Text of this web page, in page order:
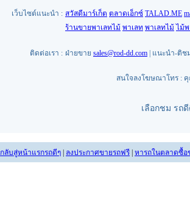
เว็บไซต์แนะนำ : สวัสดีมาร์เก็ต ตลาดเอ็กซ์ TALAD.ME
ร้านขายพาเลทไม้ พาเลท พาเลทไม้ ไม้พ
ติดต่อเรา : ฝ่ายขาย sales@rod-dd.com | แนะนำ-ติ
สนใจลงโฆษณาโทร : คุ
เลือกชม รถ
กลับสู่หน้าแรกรถดีๆ ลงประกาศขายรถฟรี หารถในตลาดซื้อ